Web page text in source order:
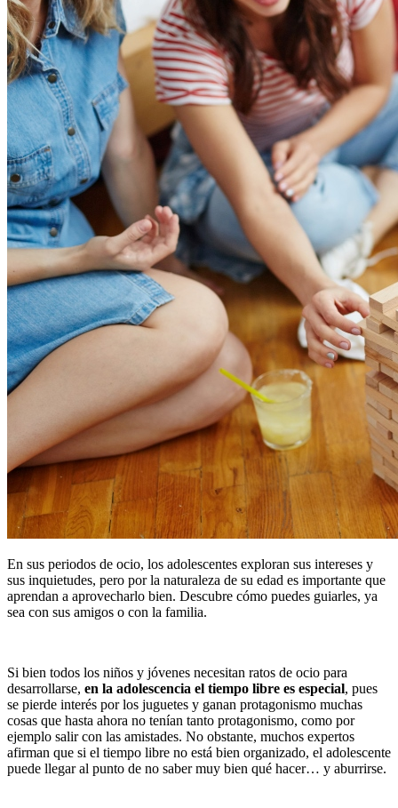
En sus periodos de ocio, los adolescentes exploran sus intereses y
sus inquietudes, pero por la naturaleza de su edad es importante que
aprendan a aprovecharlo bien. Descubre cómo puedes guiarles, ya
sea con sus amigos o con la familia.
Si bien todos los niños y jóvenes necesitan ratos de ocio para
desarrollarse, en la adolescencia el tiempo libre es especial, pues
se pierde interés por los juguetes y ganan protagonismo muchas
cosas que hasta ahora no tenían tanto protagonismo, como por
ejemplo salir con las amistades. No obstante, muchos expertos
afirman que si el tiempo libre no está bien organizado, el adolescente
puede llegar al punto de no saber muy bien qué hacer… y aburrirse.